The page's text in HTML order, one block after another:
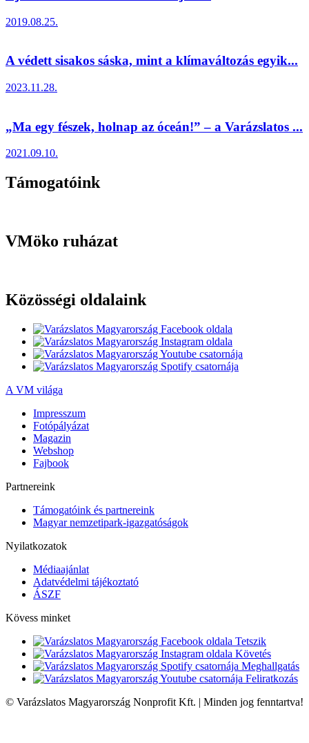
2019.08.25.
A védett sisakos sáska, mint a klímaváltozás egyik...
2023.11.28.
„Ma egy fészek, holnap az óceán!” – a Varázslatos ...
2021.09.10.
Támogatóink
VMöko ruházat
Közösségi oldalaink
A VM világa
Impresszum
Fotópályázat
Magazin
Webshop
Fajbook
Partnereink
Támogatóink és partnereink
Magyar nemzetipark-igazgatóságok
Nyilatkozatok
Médiaajánlat
Adatvédelmi tájékoztató
ÁSZF
Kövess minket
Tetszik
Követés
Meghallgatás
Feliratkozás
© Varázslatos Magyarország Nonprofit Kft. | Minden jog fenntartva!